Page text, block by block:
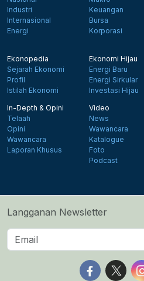
Industri
Internasional
Energi
Keuangan
Bursa
Korporasi
Ekonopedia
Sejarah Ekonomi
Profil
Istilah Ekonomi
Ekonomi Hijau
Energi Baru
Energi Sirkular
Investasi Hijau
In-Depth & Opini
Telaah
Opini
Wawancara
Laporan Khusus
Video
News
Wawancara
Katalogue
Foto
Podcast
Langganan Newsletter
Follow us